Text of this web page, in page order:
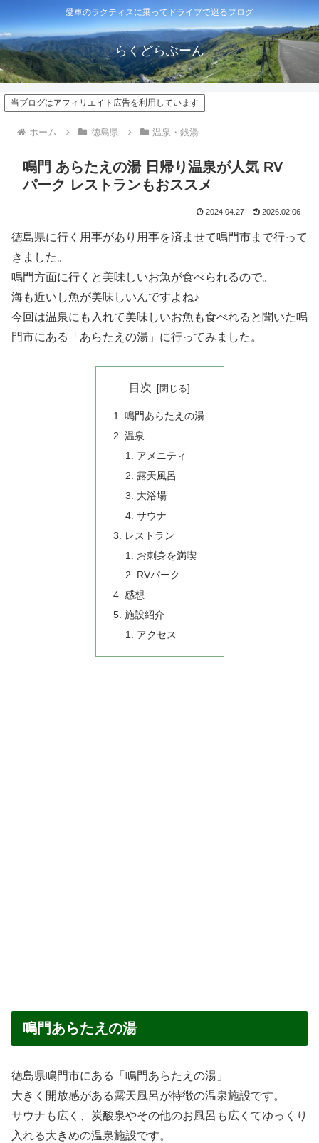
愛車のラクティスに乗ってドライブで巡るブログ
らくどらぶーん
当ブログはアフィリエイト広告を利用しています
ホーム 徳島県 温泉・銭湯
鳴門 あらたえの湯 日帰り温泉が人気 RV
パーク レストランもおススメ
2024.04.27 2026.02.06
徳島県に行く用事があり用事を済ませて鳴門市まで行って
きました。
鳴門方面に行くと美味しいお魚が食べられるので。
海も近いし魚が美味しいんですよね♪
今回は温泉にも入れて美味しいお魚も食べれると聞いた鳴
門市にある「あらたえの湯」に行ってみました。
目次
鳴門あらたえの湯
温泉
アメニティ
露天風呂
大浴場
サウナ
レストラン
お刺身を満喫
RVパーク
感想
施設紹介
アクセス
鳴門あらたえの湯
徳島県鳴門市にある「鳴門あらたえの湯」
大きく開放感がある露天風呂が特徴の温泉施設です。
サウナも広く、炭酸泉やその他のお風呂も広くてゆっくり
入れる大きめの温泉施設です。